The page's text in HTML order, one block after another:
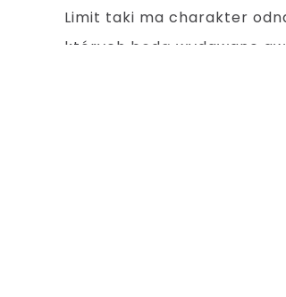
Limit taki ma charakter
których będą wydawane